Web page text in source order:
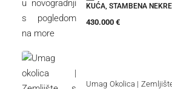
KUĆA, STAMBENA
430.000 €
Umag Okolica |